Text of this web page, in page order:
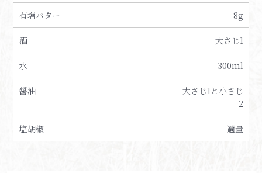
有塩バター 8g
酒 大さじ1
水 300ml
醤油
大さじ1と小さじ
2
塩胡椒 適量